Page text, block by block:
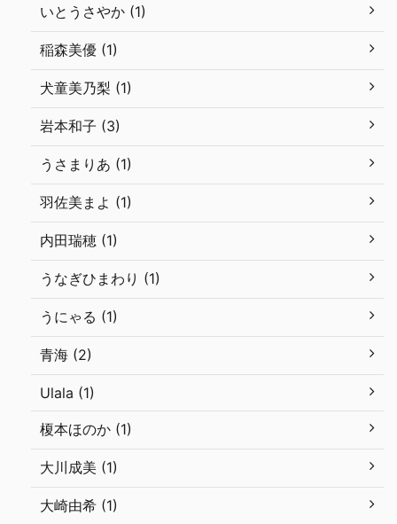
いとうさやか (1)
稲森美優 (1)
犬童美乃梨 (1)
岩本和子 (3)
うさまりあ (1)
羽佐美まよ (1)
内田瑞穂 (1)
うなぎひまわり (1)
うにゃる (1)
青海 (2)
Ulala (1)
榎本ほのか (1)
大川成美 (1)
大崎由希 (1)